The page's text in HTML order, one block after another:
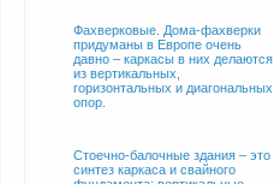
Фахверковые. Дома-фахверки
придуманы в Европе очень
давно – каркасы в них делаются
из вертикальных,
горизонтальных и диагональных
опор.
Стоечно-балочные здания – это
синтез каркаса и свайного